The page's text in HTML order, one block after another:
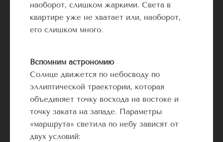
наоборот, слишком жаркими. Света в
квартире уже не хватает или, наоборот,
его слишком много.
Вспомним астрономию
Солнце движется по небосводу по
эллиптической траектории, которая
объединяет точку восхода на востоке и
точку заката на западе. Параметры
«маршрута» светила по небу зависят от
двух условий: